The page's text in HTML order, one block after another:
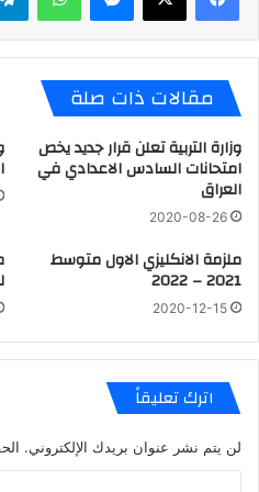
مقالات ذات صلة
وزارة التربية تعلن قرار جديد يخص
امتحانات السادس الاعدادي في
العراق
2020-08-26
ملزمة الانكليزي الاول متوسط
2021 – 2022
2020-12-15
اترك تعليقاً
لن يتم نشر عنوان بريدك الإلكتروني.